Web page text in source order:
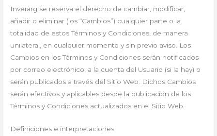
Inverarg se reserva el derecho de cambiar, modificar,
añadir o eliminar (los “Cambios”) cualquier parte o la
totalidad de estos Términos y Condiciones, de manera
unilateral, en cualquier momento y sin previo aviso. Los
Cambios en los Términos y Condiciones serán notificados
por correo electrónico, a la cuenta del Usuario (si la hay) o
serán publicados a través del Sitio Web. Dichos Cambios
serán efectivos y aplicables desde la publicación de los
Términos y Condiciones actualizados en el Sitio Web.
Definiciones e interpretaciones